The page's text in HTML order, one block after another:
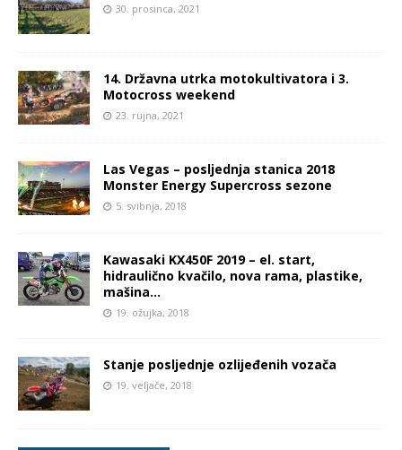
30. prosinca, 2021
14. Državna utrka motokultivatora i 3.
Motocross weekend
23. rujna, 2021
Las Vegas – posljednja stanica 2018
Monster Energy Supercross sezone
5. svibnja, 2018
Kawasaki KX450F 2019 – el. start,
hidraulično kvačilo, nova rama, plastike,
mašina…
19. ožujka, 2018
Stanje posljednje ozlijeđenih vozača
19. veljače, 2018